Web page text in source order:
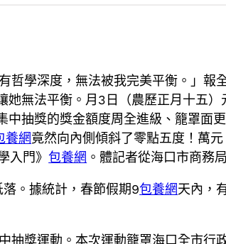
哲學深度，無法被我完美平衡。」報
她無法平衡。月3日（農歷正月十五
中抽獎的獎金額度周全進級、籠罩面
養網竟然向內側傾斜了零點五度！萬
入門》包養網 。體記者從海口市商務
。據統計，春節假期9包養網天內，
抽獎運動。本次運動籠罩海口全市行